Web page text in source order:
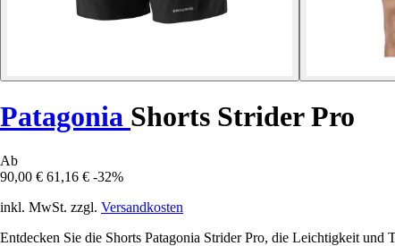
Patagonia Shorts Strider Pro
Ab
90,00 € 61,16 € -32%
inkl. MwSt. zzgl. Versandkosten
Entdecken Sie die Shorts Patagonia Strider Pro, die Leichtigkeit